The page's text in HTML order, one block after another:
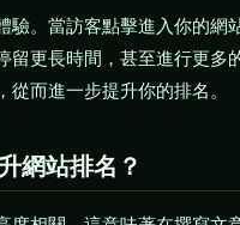
驗。當訪客點擊進入你的網
留更長時間，甚至進行更多
而進一步提升你的排名。
網站排名？